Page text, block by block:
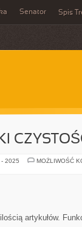
Senator Spis
2025
MOŻLIWOŚĆ
artykułów.